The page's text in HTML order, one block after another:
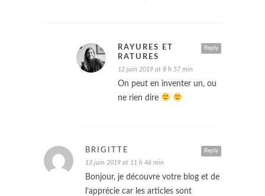
Reply
RAYURES ET
RATURES
12 juin 2019 at 8 h 57 min
On peut en inventer un, ou
ne rien dire
Reply
BRIGITTE
13 juin 2019 at 11 h 46 min
Bonjour, je découvre votre blog et de
l’apprécie car les articles sont